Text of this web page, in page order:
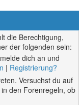
die Berechtigung,
der folgenden sein:
dich an und
| Registrierung?
Versuchst du auf
den Forenregeln, ob